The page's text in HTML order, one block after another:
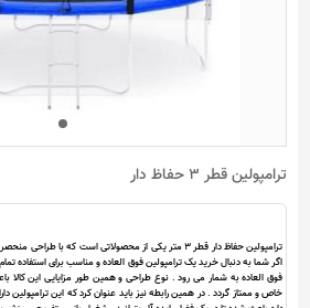
ترامپولین قطر 3 حفاظ دار